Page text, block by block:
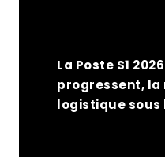
La Poste S1
progressent,
logistique sous